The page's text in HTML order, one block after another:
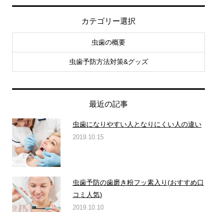
カテゴリー選択
虫歯の概要
虫歯予防方法対策&グッズ
最近の記事
虫歯になりやすい人となりにくい人の違い
2019.10.15
虫歯予防の歯磨き粉フッ素入り(おすすめ口
コミ人気)
2019.10.10